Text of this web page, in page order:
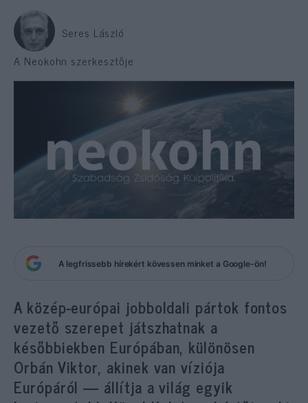
Seres László
A Neokohn szerkesztője
A legfrissebb hírekért kövessen minket a Google-ön!
A közép-európai jobboldali pártok fontos
vezető szerepet játszhatnak a
későbbiekben Európában, különösen
Orbán Viktor, akinek van víziója
Európáról — állítja a világ egyik